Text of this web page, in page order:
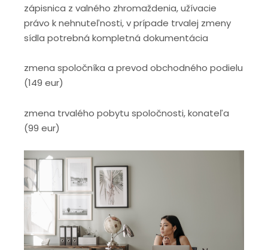
zápisnica z valného zhromaždenia, užívacie
právo k nehnuteľnosti, v prípade trvalej zmeny
sídla potrebná kompletná dokumentácia
zmena spoločníka a prevod obchodného podielu
(149 eur)
zmena trvalého pobytu spoločnosti, konateľa
(99 eur)